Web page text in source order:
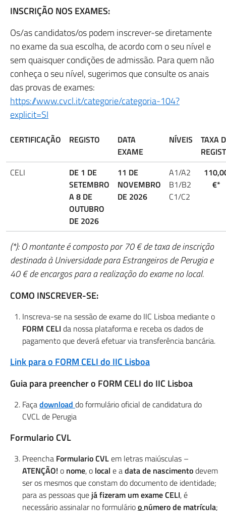
INSCRIÇÃO NOS EXAMES:
Os/as candidatos/os podem inscrever-se diretamente
no exame da sua escolha, de acordo com o seu nível e
sem quaisquer condições de admissão. Para quem não
conheça o seu nível, sugerimos que consulte os anais
das provas de exames:
https://www.cvcl.it/categorie/categoria-104?
explicit=SI
CERTIFICAÇÃO REGISTO
DATA
EXAME
NÍVEIS
TAXA
CELI
DE 1 DE
SETEMBRO
A 8 DE
OUTUBRO
DE 2026
11 DE
NOVEMBRO
DE 2026
A1/A2
B1/B2
C1/C2
€*
(*): O montante é composto por 70 € de taxa de inscrição
destinada à Universidade para Estrangeiros de Perugia e
40 € de encargos para a realização do exame no local.
COMO INSCREVER-SE:
Inscreva-se na sessão de exame do IIC Lisboa mediante o
FORM CELI da nossa plataforma e receba os dados de
pagamento que deverá efetuar via transferência bancária.
Link para o FORM CELI do IIC Lisboa
Guia para preencher o FORM CELI do IIC Lisboa
Façadownload do formulário oficial de candidatura do
CVCL de Perugia
Formulario CVL
Preencha Formulario CVLem letras maiúsculas –
ATENÇÃO! o nome, o local e adata de nascimentodevem
ser os mesmos que constam do documento de identidade;
para as pessoas que já fizeram um exame CELI, é
necessário assinalar no formulárioo número de matrícula;